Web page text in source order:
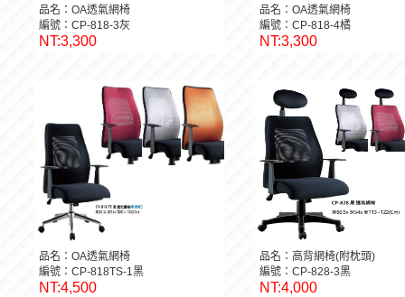
品名：OA透氣網椅
編號：CP-818-3灰
NT:3,300
品名：OA透氣網椅
編號：CP-818-4橘
NT:3,300
品名：OA透氣網椅
編號：CP-818TS-1黑
NT:4,500
品名：高背網椅(附枕頭)
編號：CP-828-3黑
NT:4,000